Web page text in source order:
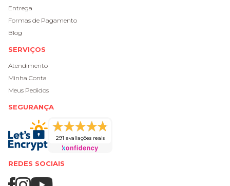
Entrega
Formas de Pagamento
Blog
SERVIÇOS
Atendimento
Minha Conta
Meus Pedidos
SEGURANÇA
291 avaliações reais
REDES SOCIAIS